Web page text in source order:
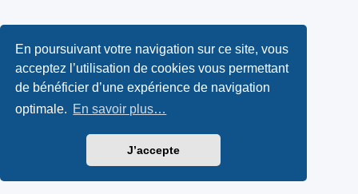
En poursuivant votre navigation sur ce site, vous
acceptez l’utilisation de cookies vous permettant
de bénéficier d’une expérience de navigation
optimale. En savoir plus…
J’accepte